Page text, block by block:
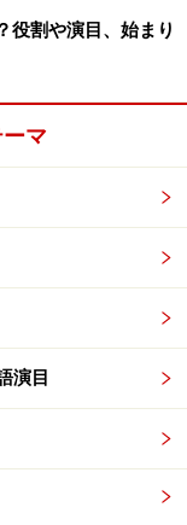
30
今亭今輔・昔昔
春風亭小
と話題の春風亭
クリスマスディ
役割や演目、始まり
マ
演目